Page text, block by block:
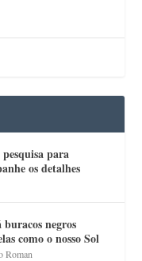
para
os detalhes
negros
como o nosso Sol
Roman